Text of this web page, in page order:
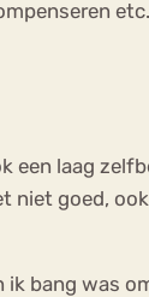
etc.
een laag
niet goed,
bang was